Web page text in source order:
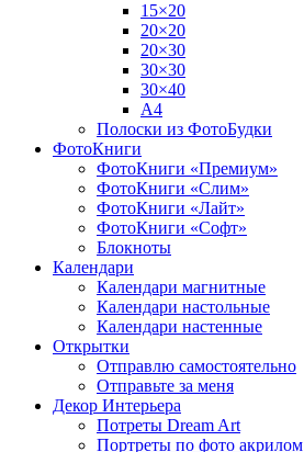
15×20
20×20
20×30
30×30
30×40
A4
Полоски из ФотоБудки
ФотоКниги
ФотоКниги «Премиум»
ФотоКниги «Слим»
ФотоКниги «Лайт»
ФотоКниги «Софт»
Блокноты
Календари
Календари магнитные
Календари настольные
Календари настенные
Открытки
Отправлю самостоятельно
Отправьте за меня
Декор Интерьера
Потреты Dream Art
Портреты по фото акрилом